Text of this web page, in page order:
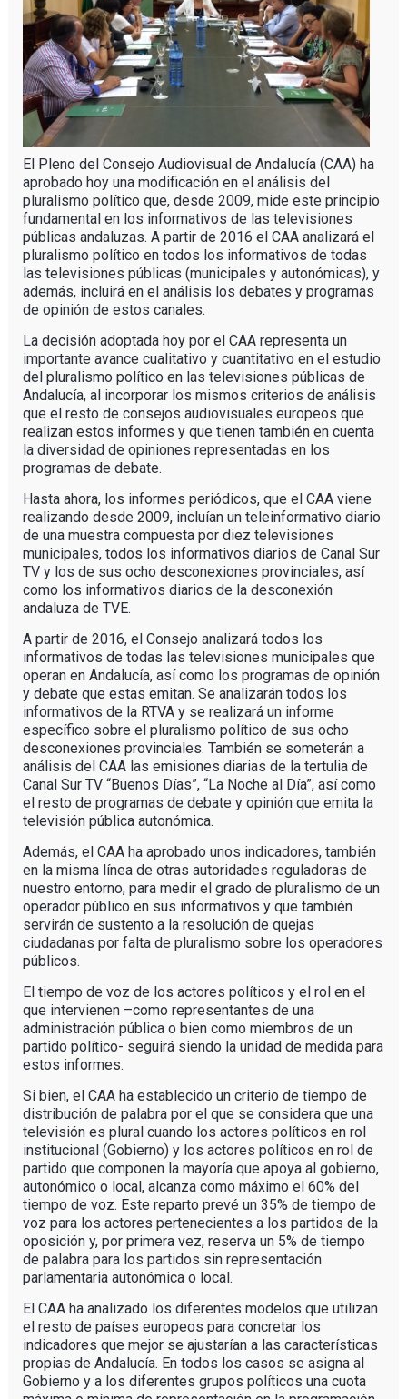
El Pleno del Consejo Audiovisual de Andalucía (CAA) ha
aprobado hoy una modificación en el análisis del
pluralismo político que, desde 2009, mide este principio
fundamental en los informativos de las televisiones
públicas andaluzas. A partir de 2016 el CAA analizará el
pluralismo político en todos los informativos de todas
las televisiones públicas (municipales y autonómicas), y
además, incluirá en el análisis los debates y programas
de opinión de estos canales.
La decisión adoptada hoy por el CAA representa un
importante avance cualitativo y cuantitativo en el estudio
del pluralismo político en las televisiones públicas de
Andalucía, al incorporar los mismos criterios de análisis
que el resto de consejos audiovisuales europeos que
realizan estos informes y que tienen también en cuenta
la diversidad de opiniones representadas en los
programas de debate.
Hasta ahora, los informes periódicos, que el CAA viene
realizando desde 2009, incluían un teleinformativo diario
de una muestra compuesta por diez televisiones
municipales, todos los informativos diarios de Canal Sur
TV y los de sus ocho desconexiones provinciales, así
como los informativos diarios de la desconexión
andaluza de TVE.
A partir de 2016, el Consejo analizará todos los
informativos de todas las televisiones municipales que
operan en Andalucía, así como los programas de opinión
y debate que estas emitan. Se analizarán todos los
informativos de la RTVA y se realizará un informe
específico sobre el pluralismo político de sus ocho
desconexiones provinciales. También se someterán a
análisis del CAA las emisiones diarias de la tertulia de
Canal Sur TV “Buenos Días”, “La Noche al Día”, así como
el resto de programas de debate y opinión que emita la
televisión pública autonómica.
Además, el CAA ha aprobado unos indicadores, también
en la misma línea de otras autoridades reguladoras de
nuestro entorno, para medir el grado de pluralismo de un
operador público en sus informativos y que también
servirán de sustento a la resolución de quejas
ciudadanas por falta de pluralismo sobre los operadores
públicos.
El tiempo de voz de los actores políticos y el rol en el
que intervienen –como representantes de una
administración pública o bien como miembros de un
partido político- seguirá siendo la unidad de medida para
estos informes.
Si bien, el CAA ha establecido un criterio de tiempo de
distribución de palabra por el que se considera que una
televisión es plural cuando los actores políticos en rol
institucional (Gobierno) y los actores políticos en rol de
partido que componen la mayoría que apoya al gobierno,
autonómico o local, alcanza como máximo el 60% del
tiempo de voz. Este reparto prevé un 35% de tiempo de
voz para los actores pertenecientes a los partidos de la
oposición y, por primera vez, reserva un 5% de tiempo
de palabra para los partidos sin representación
parlamentaria autonómica o local.
El CAA ha analizado los diferentes modelos que utilizan
el resto de países europeos para concretar los
indicadores que mejor se ajustarían a las características
propias de Andalucía. En todos los casos se asigna al
Gobierno y a los diferentes grupos políticos una cuota